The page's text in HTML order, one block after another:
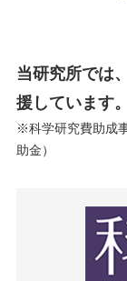
当研究所では
援しています。
※科学研究費助成
助金）